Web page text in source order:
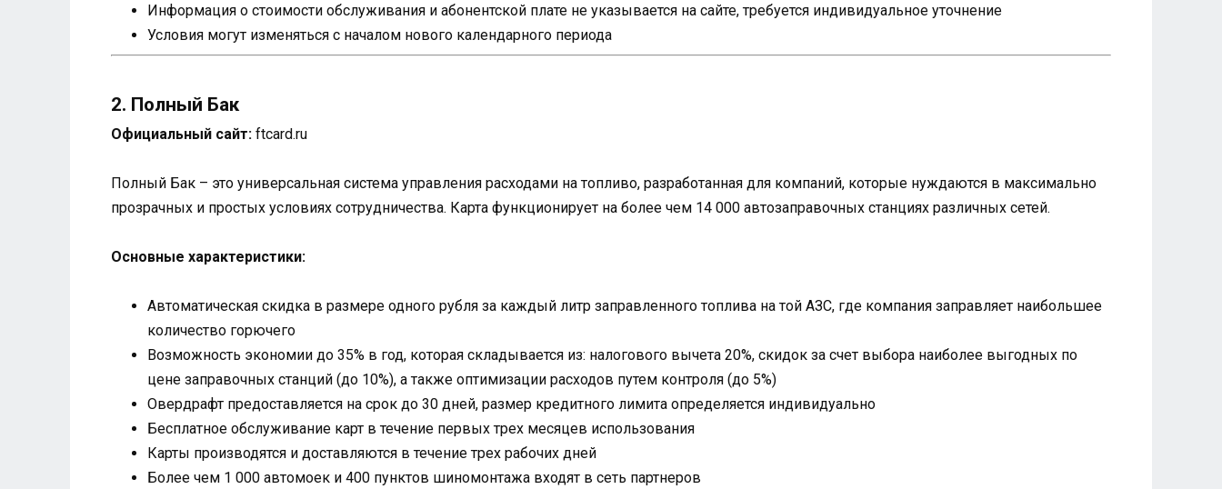
Информация о стоимости обслуживания и абонентской плате не указывается на сайте, требуется индивидуальное уточнение
Условия могут изменяться с началом нового календарного периода
2. Полный Бак
Официальный сайт: ftcard.ru
Полный Бак – это универсальная система управления расходами на топливо, разработанная для компаний, которые нуждаются в максимально
прозрачных и простых условиях сотрудничества. Карта функционирует на более чем 14 000 автозаправочных станциях различных сетей.
Основные характеристики:
Автоматическая скидка в размере одного рубля за каждый литр заправленного топлива на той АЗС, где компания заправляет наибольшее
количество горючего
Возможность экономии до 35% в год, которая складывается из: налогового вычета 20%, скидок за счет выбора наиболее выгодных по
цене заправочных станций (до 10%), а также оптимизации расходов путем контроля (до 5%)
Овердрафт предоставляется на срок до 30 дней, размер кредитного лимита определяется индивидуально
Бесплатное обслуживание карт в течение первых трех месяцев использования
Карты производятся и доставляются в течение трех рабочих дней
Более чем 1 000 автомоек и 400 пунктов шиномонтажа входят в сеть партнеров